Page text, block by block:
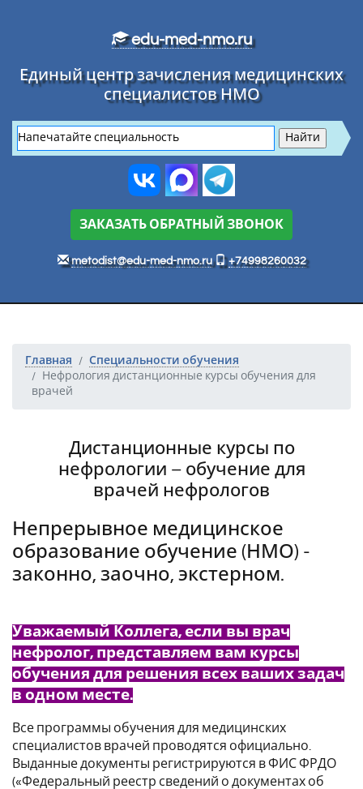
edu-med-nmo.ru
Единый центр зачисления медицинских
специалистов НМО
ЗАКАЗАТЬ ОБРАТНЫЙ ЗВОНОК
metodist@edu-med-nmo.ru +74998260032
Главная
Специальности обучения
Нефрология дистанционные курсы обучения для
врачей
Дистанционные курсы по
нефрологии – обучение для
врачей нефрологов
Непрерывное медицинское
образование обучение (НМО) -
законно, заочно, экстерном.
Уважаемый Коллега, если вы врач
нефролог, представляем вам курсы
обучения для решения всех ваших задач
в одном месте.
Все программы обучения для медицинских
специалистов врачей проводятся официально.
Выданные документы регистрируются в ФИС ФРДО
(«Федеральный реестр сведений о документах об